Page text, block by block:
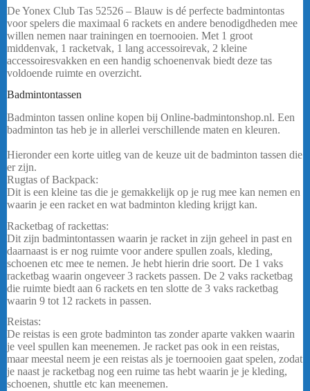
De Yonex Club Tas 52526 – Blauw is dé perfecte badmintontas
voor spelers die maximaal 6 rackets en andere benodigdheden mee
willen nemen naar trainingen en toernooien. Met 1 groot
middenvak, 1 racketvak, 1 lang accessoirevak, 2 kleine
accessoiresvakken en een handig schoenenvak biedt deze tas
voldoende ruimte en overzicht.
Badmintontassen
Badminton tassen online kopen bij Online-badmintonshop.nl. Een
badminton tas heb je in allerlei verschillende maten en kleuren.
Hieronder een korte uitleg van de keuze uit de badminton tassen die
er zijn.
Rugtas of Backpack:
Dit is een kleine tas die je gemakkelijk op je rug mee kan nemen en
waarin je een racket en wat badminton kleding krijgt kan.
Racketbag of rackettas:
Dit zijn badmintontassen waarin je racket in zijn geheel in past en
daarnaast is er nog ruimte voor andere spullen zoals, kleding,
schoenen etc mee te nemen. Je hebt hierin drie soort. De 1 vaks
racketbag waarin ongeveer 3 rackets passen. De 2 vaks racketbag
die ruimte biedt aan 6 rackets en ten slotte de 3 vaks racketbag
waarin 9 tot 12 rackets in passen.
Reistas:
De reistas is een grote badminton tas zonder aparte vakken waarin
je veel spullen kan meenemen. Je racket pas ook in een reistas,
maar meestal neem je een reistas als je toernooien gaat spelen, zodat
je naast je racketbag nog een ruime tas hebt waarin je je kleding,
schoenen, shuttle etc kan meenemen.